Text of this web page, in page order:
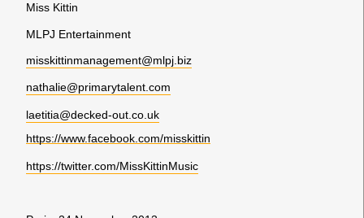
Miss Kittin
MLPJ Entertainment
misskittinmanagement@mlpj.biz
nathalie@primarytalent.com
laetitia@decked-out.co.uk
https://www.facebook.com/misskittin
https://twitter.com/MissKittinMusic